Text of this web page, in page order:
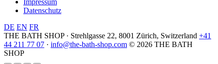
Datenschutz
DE EN FR
THE BATH SHOP · Strehlgasse 22, 8001 Zürich, Switzerland +41
44 211 77 07 · info@the-bath-shop.com © 2026 THE BATH
SHOP